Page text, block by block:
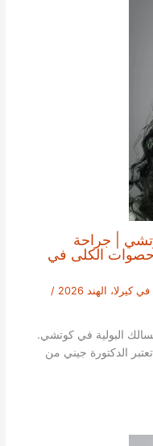
| جراحة
وحصوات الكلى في
الهند 2026
/
البولية في كوتشي.
الدكتورة جيني من